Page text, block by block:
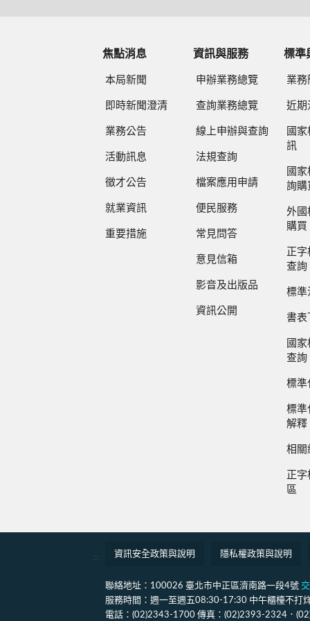
焦點消息
本局新聞
即時新聞澄清
業務公告
活動訊息
徵才公告
就業資訊
重要措施
資訊與服務
申辦業務總覽
查詢業務總覽
線上申辦與查詢
法規查詢
檔案應用申請
便民服務
常見問答
意見信箱
影音及出版品
資訊公開
標準
業務
近期
國
訊
國
詢購
外國
購買
正
查詢
標準
書表
國
查詢
標準
標準
解釋
相關
正
區
資訊安全政策與說明 隱私權政策與說明
聯絡地址：100026 臺北市中正區濟南路一段4號
服務時間：週一至週五08:30-17:30 中午櫃檯不打
電話：(02)2343-1700 傳真：(02)2393-2324．